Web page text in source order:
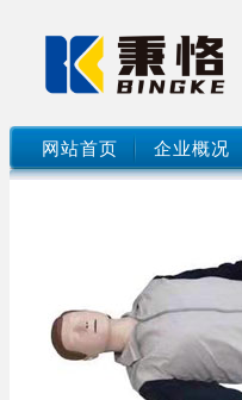
网站首页 企业概况